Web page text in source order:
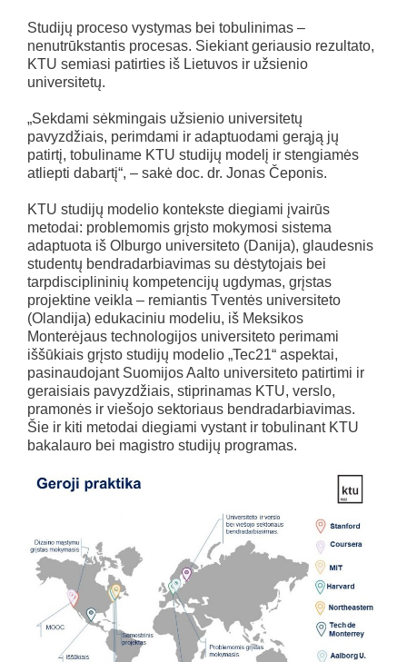
Studijų proceso vystymas bei tobulinimas –
nenutrūkstantis procesas. Siekiant geriausio rezultato,
KTU semiasi patirties iš Lietuvos ir užsienio
universitetų.
„Sekdami sėkmingais užsienio universitetų
pavyzdžiais, perimdami ir adaptuodami gerąją jų
patirtį, tobuliname KTU studijų modelį ir stengiamės
atliepti dabartį“, – sakė doc. dr. Jonas Čeponis.
KTU studijų modelio kontekste diegiami įvairūs
metodai: problemomis grįsto mokymosi sistema
adaptuota iš Olburgo universiteto (Danija), glaudesnis
studentų bendradarbiavimas su dėstytojais bei
tarpdisciplininių kompetencijų ugdymas, grįstas
projektine veikla – remiantis Tventės universiteto
(Olandija) edukaciniu modeliu, iš Meksikos
Monterėjaus technologijos universiteto perimami
iššūkiais grįsto studijų modelio „Tec21“ aspektai,
pasinaudojant Suomijos Aalto universiteto patirtimi ir
geraisiais pavyzdžiais, stiprinamas KTU, verslo,
pramonės ir viešojo sektoriaus bendradarbiavimas.
Šie ir kiti metodai diegiami vystant ir tobulinant KTU
bakalauro bei magistro studijų programas.